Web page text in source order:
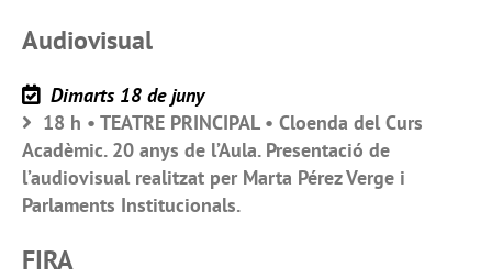
Audiovisual
Dimarts 18 de juny
18 h • TEATRE PRINCIPAL • Cloenda del Curs
Acadèmic. 20 anys de l’Aula. Presentació de
l’audiovisual realitzat per Marta Pérez Verge i
Parlaments Institucionals.
FIRA